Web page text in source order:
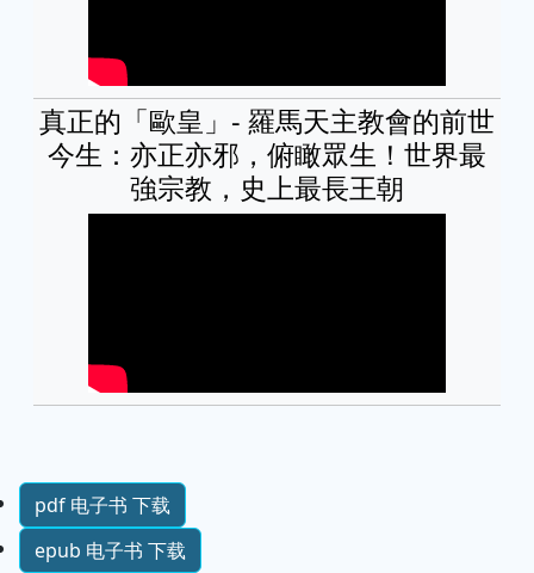
真正的「歐皇」- 羅馬天主教會的前世
今生：亦正亦邪，俯瞰眾生！世界最
強宗教，史上最長王朝
pdf 电子书 下载
epub 电子书 下载